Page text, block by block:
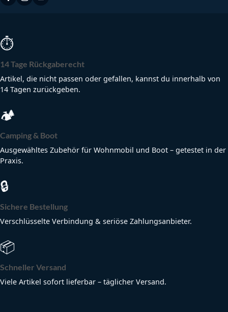
⏱
14 Tage Rückgaberecht
Artikel, die nicht passen oder gefallen, kannst du innerhalb von
14 Tagen zurückgeben.
🏕
Camping & Boot
Ausgewähltes Zubehör für Wohnmobil und Boot – getestet in der
Praxis.
🔒
Sichere Bestellung
Verschlüsselte Verbindung & seriöse Zahlungsanbieter.
📦
Schneller Versand
Viele Artikel sofort lieferbar – täglicher Versand.